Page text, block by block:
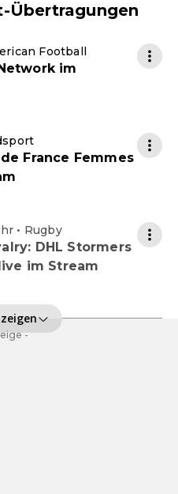
Übertragungen
Football
im
France Femmes
• Rugby
DHL Stormers
im Stream
-